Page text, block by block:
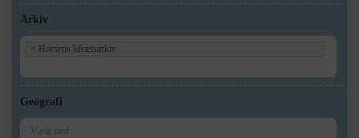
Arkiv
× Horsens Idrætsarkiv
Geografi